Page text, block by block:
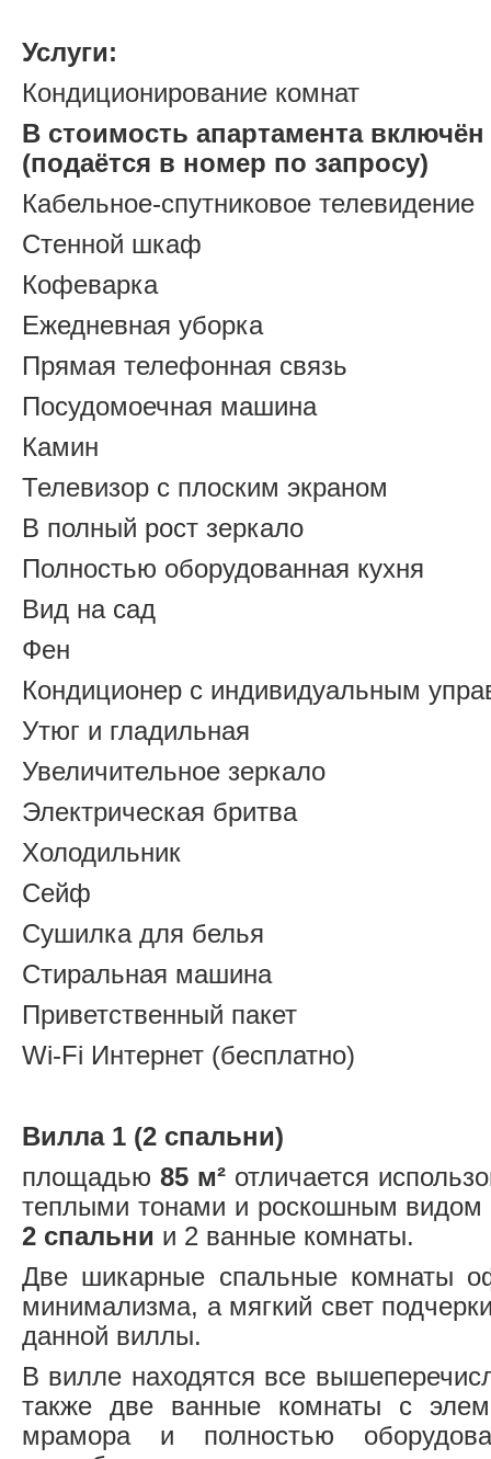
Услуги:
Кондиционирование комнат
В стоимость апартамента включён
(подаётся в номер по запросу)
Кабельное-спутниковое телевидение
Стенной шкаф
Кофеварка
Ежедневная уборка
Прямая телефонная связь
Посудомоечная машина
Камин
Телевизор с плоским экраном
В полный рост зеркало
Полностью оборудованная кухня
Вид на сад
Фен
Кондиционер с индивидуальным
Утюг и гладильная
Увеличительное зеркало
Электрическая бритва
Холодильник
Сейф
Сушилка для белья
Стиральная машина
Приветственный пакет
Wi-Fi Интернет (бесплатно)
Вилла 1 (2 спальни)
площадью 85 м² отличается
теплыми тонами и роскошным видом
2 спальни и 2 ванные комнаты.
Две шикарные спальные комнаты
минимализма, а мягкий свет
данной виллы.
В вилле находятся все
также две ванные комнаты с
мрамора и полностью